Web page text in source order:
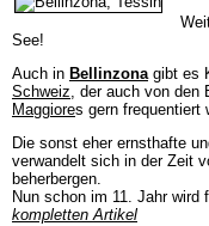
See!
Auch in Bellinzonagibt es
Schweiz, der auch von den
Maggiores gern frequentiert
Die sonst eher ernsthafte
verwandelt sich in der Zeit
beherbergen.
Nun schon im 11. Jahr
kompletten Artikel